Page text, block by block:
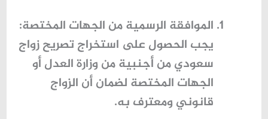
الموافقة الرسمية من الجهات المختصة:
يجب الحصول على استخراج تصريح زواج
سعودي من أجنبيةمن وزارة العدل أو
الجهات المختصة لضمان أن الزواج
قانوني ومعترف به.